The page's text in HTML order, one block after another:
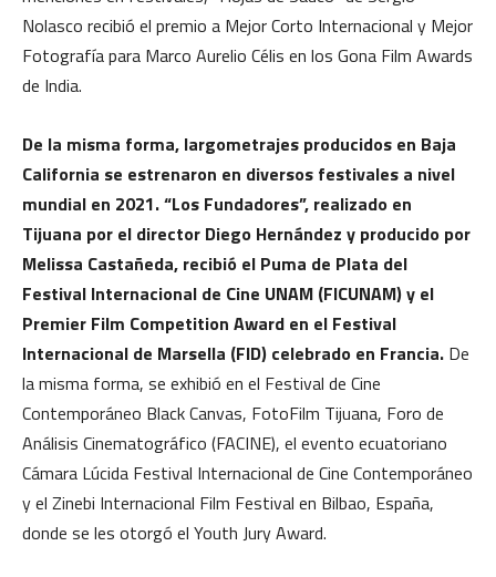
Nolasco recibió el premio a Mejor Corto Internacional y Mejor
Fotografía para Marco Aurelio Célis en los Gona Film Awards
de India.
De la misma forma, largometrajes producidos en Baja
California se estrenaron en diversos festivales a nivel
mundial en 2021. “Los Fundadores”, realizado en
Tijuana por el director Diego Hernández y producido por
Melissa Castañeda, recibió el Puma de Plata del
Festival Internacional de Cine UNAM (FICUNAM) y el
Premier Film Competition Award en el Festival
Internacional de Marsella (FID) celebrado en Francia. De
la misma forma, se exhibió en el Festival de Cine
Contemporáneo Black Canvas, FotoFilm Tijuana, Foro de
Análisis Cinematográfico (FACINE), el evento ecuatoriano
Cámara Lúcida Festival Internacional de Cine Contemporáneo
y el Zinebi Internacional Film Festival en Bilbao, España,
donde se les otorgó el Youth Jury Award.